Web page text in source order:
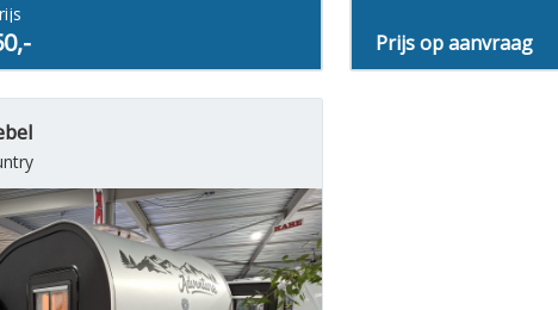
Prijs op aanvraag